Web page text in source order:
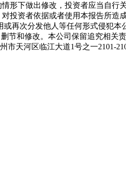
形下做出修改，投资者应当自行
投资者依据或者使用本报告所造
再次分发他人等任何形式侵犯本
节和修改。本公司保留追究相关
天河区临江大道1号之一2101-